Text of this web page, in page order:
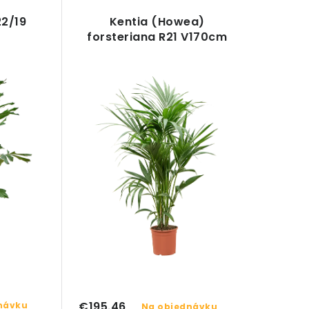
19
Kentia (Howea)
forsteriana R21 V170cm
Na objednávku